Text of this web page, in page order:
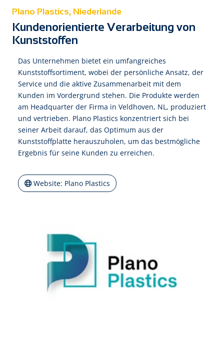
Plano Plastics, Niederlande
Kundenorientierte Verarbeitung von
Kunststoffen
Das Unternehmen bietet ein umfangreiches
Kunststoffsortiment, wobei der persönliche Ansatz, der
Service und die aktive Zusammenarbeit mit dem
Kunden im Vordergrund stehen. Die Produkte werden
am Headquarter der Firma in Veldhoven, NL, produziert
und vertrieben. Plano Plastics konzentriert sich bei
seiner Arbeit darauf, das Optimum aus der
Kunststoffplatte herauszuholen, um das bestmögliche
Ergebnis für seine Kunden zu erreichen.
Website: Plano Plastics